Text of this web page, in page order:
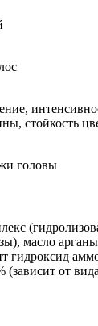
стойкость
головы
масло
гидроксид
(зависит от